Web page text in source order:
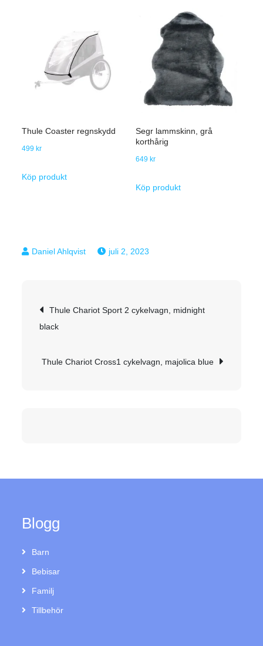
Thule Coaster regnskydd
499 kr
Köp produkt
Segr lammskinn, grå
korthårig
649 kr
Köp produkt
juli 2, 2023
Inläggsnavigering
Thule Chariot Sport 2 cykelvagn, midnight
black
Thule Chariot Cross1 cykelvagn, majolica blue
Blogg
Barn
Bebisar
Familj
Tillbehör